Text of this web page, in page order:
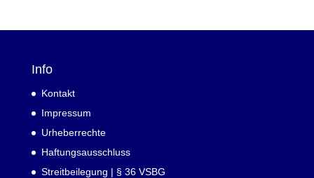
Info
Kontakt
Impressum
Urheberrechte
Haftungsausschluss
Streitbeilegung | § 36 VSBG